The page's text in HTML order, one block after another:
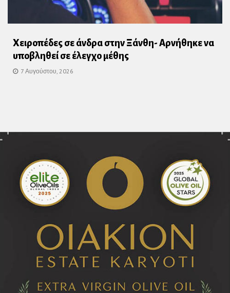
Χειροπέδες σε άνδρα στην Ξάνθη- Αρνήθηκε να
υποβληθεί σε έλεγχο μέθης
7 Αυγούστου, 2026